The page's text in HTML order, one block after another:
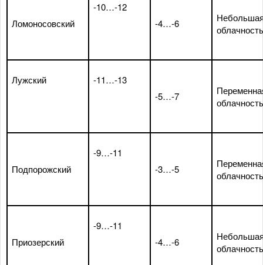
Ломоносовский
-10…-12
-4…-6
облачность
Лужский
-11…-13
-5…-7
облачность
Подпорожский
-9…-11
-3…-5
облачность
Приозерский
-9…-11
-4…-6
облачность